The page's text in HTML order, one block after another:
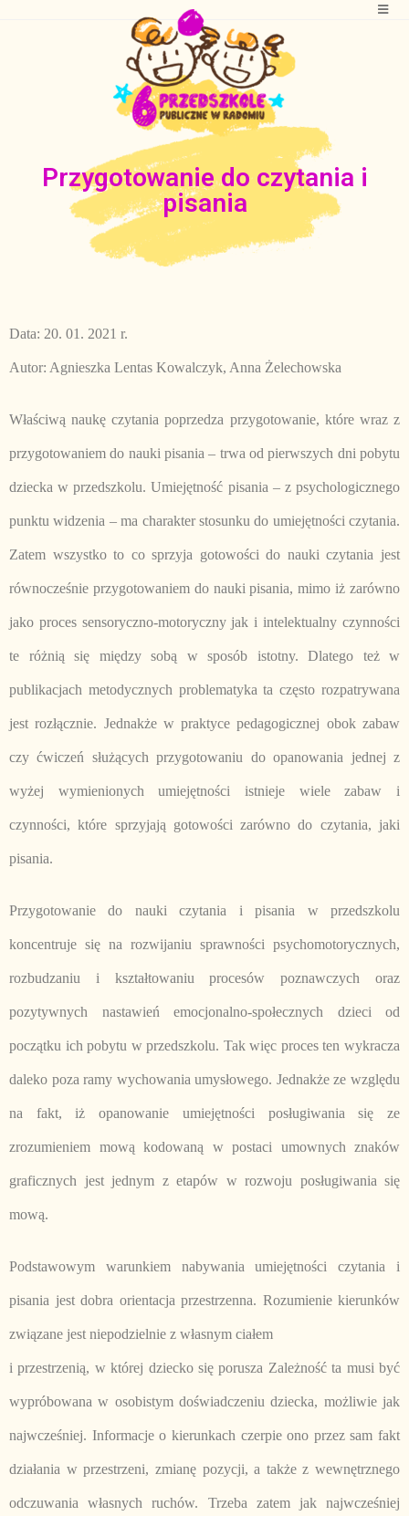
Przygotowanie do czytania i
pisania
Data: 20. 01. 2021 r.
Autor: Agnieszka Lentas Kowalczyk, Anna Żelechowska
Właściwą naukę czytania poprzedza przygotowanie, które wraz z
przygotowaniem do nauki pisania – trwa od pierwszych dni pobytu
dziecka w przedszkolu. Umiejętność pisania – z psychologicznego
punktu widzenia – ma charakter stosunku do umiejętności czytania.
Zatem wszystko to co sprzyja gotowości do nauki czytania jest
równocześnie przygotowaniem do nauki pisania, mimo iż zarówno
jako proces sensoryczno-motoryczny jak i intelektualny czynności
te różnią się między sobą w sposób istotny. Dlatego też w
publikacjach metodycznych problematyka ta często rozpatrywana
jest rozłącznie. Jednakże w praktyce pedagogicznej obok zabaw
czy ćwiczeń służących przygotowaniu do opanowania jednej z
wyżej wymienionych umiejętności istnieje wiele zabaw i
czynności, które sprzyjają gotowości zarówno do czytania, jaki
pisania.
Przygotowanie do nauki czytania i pisania w przedszkolu
koncentruje się na rozwijaniu sprawności psychomotorycznych,
rozbudzaniu i kształtowaniu procesów poznawczych oraz
pozytywnych nastawień emocjonalno-społecznych dzieci od
początku ich pobytu w przedszkolu. Tak więc proces ten wykracza
daleko poza ramy wychowania umysłowego. Jednakże ze względu
na fakt, iż opanowanie umiejętności posługiwania się ze
zrozumieniem mową kodowaną w postaci umownych znaków
graficznych jest jednym z etapów w rozwoju posługiwania się
mową.
Podstawowym warunkiem nabywania umiejętności czytania i
pisania jest dobra orientacja przestrzenna. Rozumienie kierunków
związane jest niepodzielnie z własnym ciałem
i przestrzenią, w której dziecko się porusza Zależność ta musi być
wypróbowana w osobistym doświadczeniu dziecka, możliwie jak
najwcześniej. Informacje o kierunkach czerpie ono przez sam fakt
działania w przestrzeni, zmianę pozycji, a także z wewnętrznego
odczuwania własnych ruchów. Trzeba zatem jak najwcześniej